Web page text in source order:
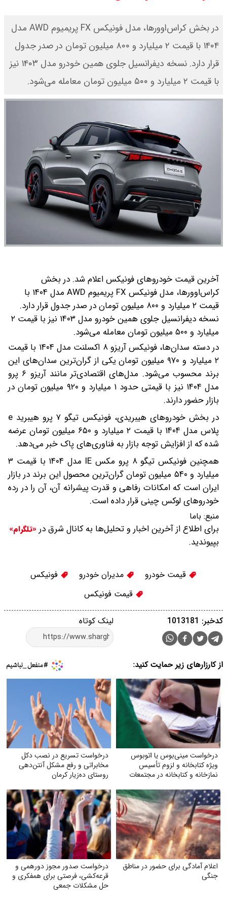
شنبه ۱۷ مرداد ۱۴۰۵ / قیمت دنا چند ؟
+ جدول
ثبت نام سایپا از امروز ۱۷ مرداد ۱۴۰۵
پرداخت ۵۰۰ میلیون تومان + لینک
شاخص بورس امروز شنبه ۱۷ مرداد
۱۴۰۵ / شاخص افزایشی شد + تحلیل
در بخش کراس‌اوورها، مدل فونیکس FX پریمیوم AWD مدل
۱۴۰۴ با قیمت ۲ میلیارد و ۸۰۰ میلیون تومان در صدر جدول
قرار دارد. نسخه دیفرانسیل جلوی همین خودرو مدل ۱۴۰۳ نیز
با قیمت ۲ میلیارد و ۵۰۰ میلیون تومان معامله می‌شود.
آخرین قیمت خودروهای فونیکس اعلام شد. در بخش
کراس‌اوورها، مدل فونیکس FX پریمیوم AWD مدل ۱۴۰۴ با
قیمت ۲ میلیارد و ۸۰۰ میلیون تومان در صدر جدول قرار دارد.
نسخه دیفرانسیل جلوی همین خودرو مدل ۱۴۰۳ نیز با قیمت ۲
میلیارد و ۵۰۰ میلیون تومان معامله می‌شود.
در دسته سدان‌ها، فونیکس آریزو ۸ اکسلنت مدل ۱۴۰۴ با قیمت
۲ میلیارد و ۹۷۰ میلیون تومان یکی از گران‌ترین سدان‌های این
برند محسوب می‌شود. مدل‌های اقتصادی‌تر مانند آریزو ۶ پرو
مدل ۱۴۰۴ نیز با قیمتی حدود ۱ میلیارد و ۹۲۰ میلیون تومان در
بازار حضور دارند.
در بخش خودروهای هیبریدی، فونیکس تیگو ۷ پرو هیبرید e
پلاس مدل ۱۴۰۴ با قیمت ۲ میلیارد و ۶۵۰ میلیون تومان عرضه
شده که از افزایش توجه بازار به فناوری‌های پاک خبر می‌دهد.
همچنین فونیکس تیگو ۸ پرو مکس IE مدل ۱۴۰۴ با قیمت ۳
میلیارد و ۵۴۰ میلیون تومان گران‌ترین محصول این برند در بازار
ایران است که امکانات رفاهی و قدرت پیشرانه آن، آن را در رده
خودروهای لوکس چینی قرار داده است.
منبع: باما
برای اطلاع از آخرین اخبار و تحلیل‌ها به کانال شرق در «تلگرام»
بپیوندید.
قیمت خودرو مدیران خودرو
فونیکس
قیمت فونیکس
لینک کوتاه کدخبر: 1013181
از کارزارهای زیر حمایت کنید:
درخواست مینی‌بوس یا اتوبوس
ویژه کتابخانه و لزوم تأسیس
نمازخانه و کتابخانه در مجتمعات
درخواست تسریع در نصب دکل
مخابراتی و رفع مشکل آنتن‌دهی
روستای ده‌زیار کرمان
اعلام آمادگی برای حضور در مناطق
جنگی
درخواست صدور مجوز دورهمی و
قرعه‌کشی، فرصتی برای همفکری و
حل مشکلات جمعی